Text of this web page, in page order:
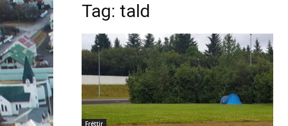
Tag: tald
Fréttir